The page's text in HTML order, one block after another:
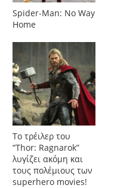
Spider-Man: No Way
Home
To τρέιλερ του
“Thor: Ragnarok”
λυγίζει ακόμη και
τους πολέμιους των
superhero movies!